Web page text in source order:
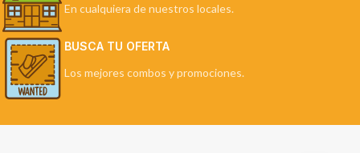
En cualquiera de nuestros locales.
BUSCA TU OFERTA
Los mejores combos y promociones.